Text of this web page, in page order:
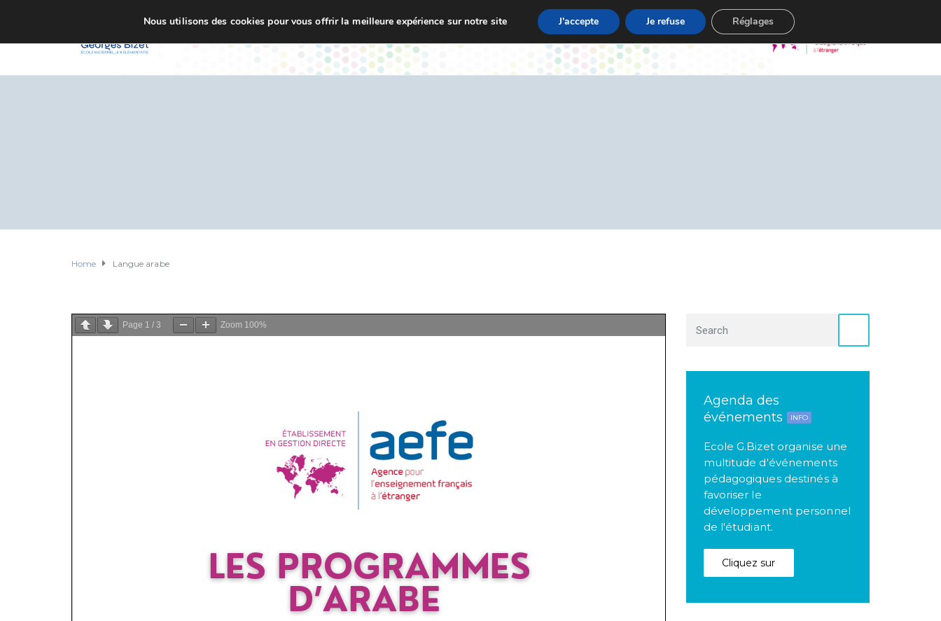
Informations Pratiques Contact
Home Langue arabe
Page 1 / 3 Zoom 100%
Agenda des
événements
INFO
Ecole G.Bizet organise une
multitude d'événements
pédagogiques destinés à
favoriser le
développement personnel
de l'étudiant.
Cliquez sur
Nous utilisons des cookies pour vous offrir la meilleure expérience sur notre site J'accepte Je refuse Réglages